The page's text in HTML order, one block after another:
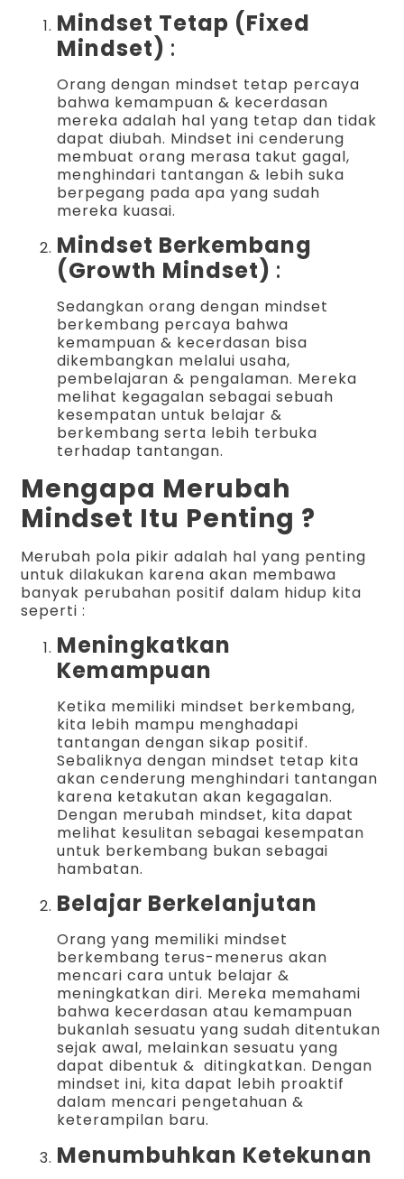
Mindset Tetap (Fixed
Mindset) :
Orang dengan mindset tetap percaya
bahwa kemampuan & kecerdasan
mereka adalah hal yang tetap dan tidak
dapat diubah. Mindset ini cenderung
membuat orang merasa takut gagal,
menghindari tantangan & lebih suka
berpegang pada apa yang sudah
mereka kuasai.
Mindset Berkembang
(Growth Mindset) :
Sedangkan orang dengan mindset
berkembang percaya bahwa
kemampuan & kecerdasan bisa
dikembangkan melalui usaha,
pembelajaran & pengalaman. Mereka
melihat kegagalan sebagai sebuah
kesempatan untuk belajar &
berkembang serta lebih terbuka
terhadap tantangan.
Mengapa Merubah
Mindset Itu Penting ?
Merubah pola pikir adalah hal yang penting
untuk dilakukan karena akan membawa
banyak perubahan positif dalam hidup kita
seperti :
Meningkatkan
Kemampuan
Ketika memiliki mindset berkembang,
kita lebih mampu menghadapi
tantangan dengan sikap positif.
Sebaliknya dengan mindset tetap kita
akan cenderung menghindari tantangan
karena ketakutan akan kegagalan.
Dengan merubah mindset, kita dapat
melihat kesulitan sebagai kesempatan
untuk berkembang bukan sebagai
hambatan.
Belajar Berkelanjutan
Orang yang memiliki mindset
berkembang terus-menerus akan
mencari cara untuk belajar &
meningkatkan diri. Mereka memahami
bahwa kecerdasan atau kemampuan
bukanlah sesuatu yang sudah ditentukan
sejak awal, melainkan sesuatu yang
dapat dibentuk & ditingkatkan. Dengan
mindset ini, kita dapat lebih proaktif
dalam mencari pengetahuan &
keterampilan baru.
Menumbuhkan Ketekunan